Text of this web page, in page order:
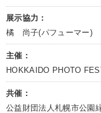
展示協力：
橘 尚子(パフューマー)
主催：
HOKKAIDO PHOTO
共催：
公益財団法人札幌市公園